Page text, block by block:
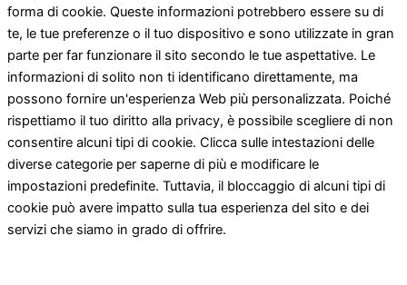
forma di cookie. Queste informazioni potrebbero essere su di
te, le tue preferenze o il tuo dispositivo e sono utilizzate in gran
parte per far funzionare il sito secondo le tue aspettative. Le
informazioni di solito non ti identificano direttamente, ma
possono fornire un'esperienza Web più personalizzata. Poiché
rispettiamo il tuo diritto alla privacy, è possibile scegliere di non
consentire alcuni tipi di cookie. Clicca sulle intestazioni delle
diverse categorie per saperne di più e modificare le
impostazioni predefinite. Tuttavia, il bloccaggio di alcuni tipi di
cookie può avere impatto sulla tua esperienza del sito e dei
servizi che siamo in grado di offrire.